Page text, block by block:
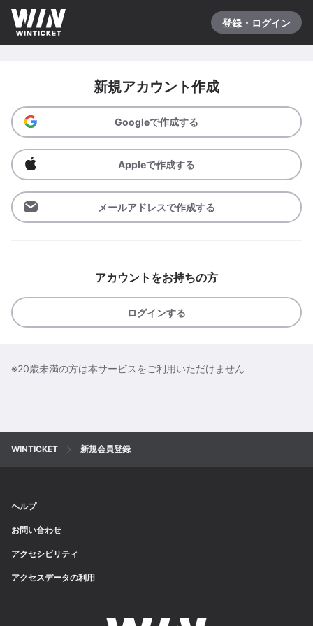
登録・ログイン
新規アカウント作成
Googleで作成する
Appleで作成する
メールアドレスで作成する
アカウントをお持ちの方
ログインする
※20歳未満の方は本サービスをご利用いただけません
WINTICKET 新規会員登録
ヘルプ
お問い合わせ
アクセシビリティ
アクセスデータの利用